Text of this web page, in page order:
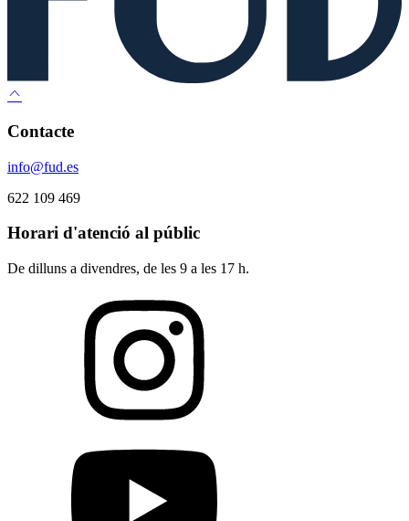
Contacte
info@fud.es
622 109 469
Horari d'atenció al públic
De dilluns a divendres, de les 9 a les 17 h.